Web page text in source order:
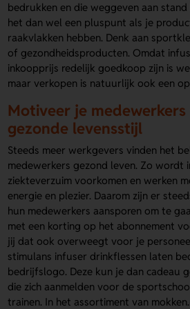
bedrukken en die weggeven aan
het dan wel een pluspunt als je
raakvlakken hebben. Denk aan
of gezondheidsproducten. Omdat
inkoopprijs redelijk goedkoop zijn is
maar verkopen is natuurlijk ook een
Motiveer je medewerkers
gezonde levensstijl
Steeds meer werkgevers vinden het
medewerkers gezond leven. Zo wordt
ziekteverzuim voorkomen en werken
energie en plezier. Daarom zijn er
hun medewerkers aansporen om te
met een korting op het abonnement
jij dat ook overweegt voor je
stimulans infuser drinkflessen laten
bedrijfslogo. Deze kun je dan cadeau
die zich aanmelden voor de
trainen. In het assortiment van